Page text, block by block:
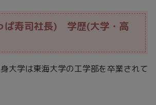
ぱ寿司社長) 学歴(大学・高
大学は東海大学の工学部を卒業されて